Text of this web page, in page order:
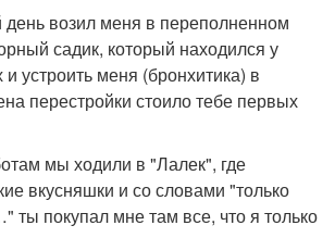
день возил меня в переполненном
садик, который находился у
и устроить меня (бронхитика) в
перестройки стоило тебе первых
мы ходили в "Лалек", где
вкусняшки и со словами "только
ты покупал мне там все, что я только